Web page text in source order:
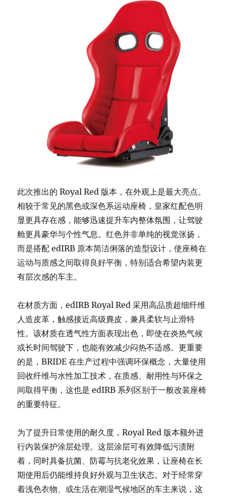
此次推出的 Royal Red 版本，在外观上是最大亮点。
相较于常见的黑色或深色系运动座椅，皇家红配色明
显更具存在感，能够迅速提升车内整体氛围，让驾驶
舱更具豪华与个性气息。红色并非单纯的视觉张扬，
而是搭配 edIRB 原本简洁俐落的造型设计，使座椅在
运动与质感之间取得良好平衡，特别适合希望内装更
有层次感的车主。
在材质方面，edIRB Royal Red 采用高品质超细纤维
人造皮革，触感接近高级麂皮，兼具柔软与止滑特
性。该材质在透气性方面表现出色，即使在炎热气候
或长时间驾驶下，也能有效减少闷热不适感。更重要
的是，BRIDE 在生产过程中强调环保概念，大量使用
回收纤维与水性加工技术，在质感、耐用性与环保之
间取得平衡，这也是 edIRB 系列区别于一般改装座椅
的重要特征。
为了提升日常使用的耐久度，Royal Red 版本额外进
行内装保护涂层处理。这层涂层可有效降低污渍附
着，同时具备抗菌、防霉与抗老化效果，让座椅在长
期使用后仍能维持良好外观与卫生状态。对于经常穿
着浅色衣物、或生活在潮湿气候地区的车主来说，这